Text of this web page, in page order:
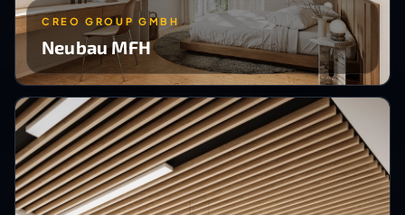
CREO GROUP GMBH
Neubau MFH